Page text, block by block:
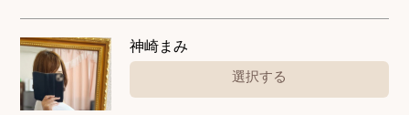
神崎まみ
選択する